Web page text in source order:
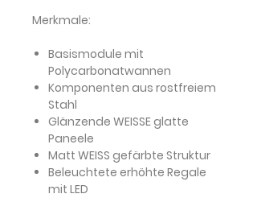
Merkmale:
Basismodule mit
Polycarbonatwannen
Komponenten aus rostfreiem
Stahl
Glänzende WEISSE glatte
Paneele
Matt WEISS gefärbte Struktur
Beleuchtete erhöhte Regale
mit LED